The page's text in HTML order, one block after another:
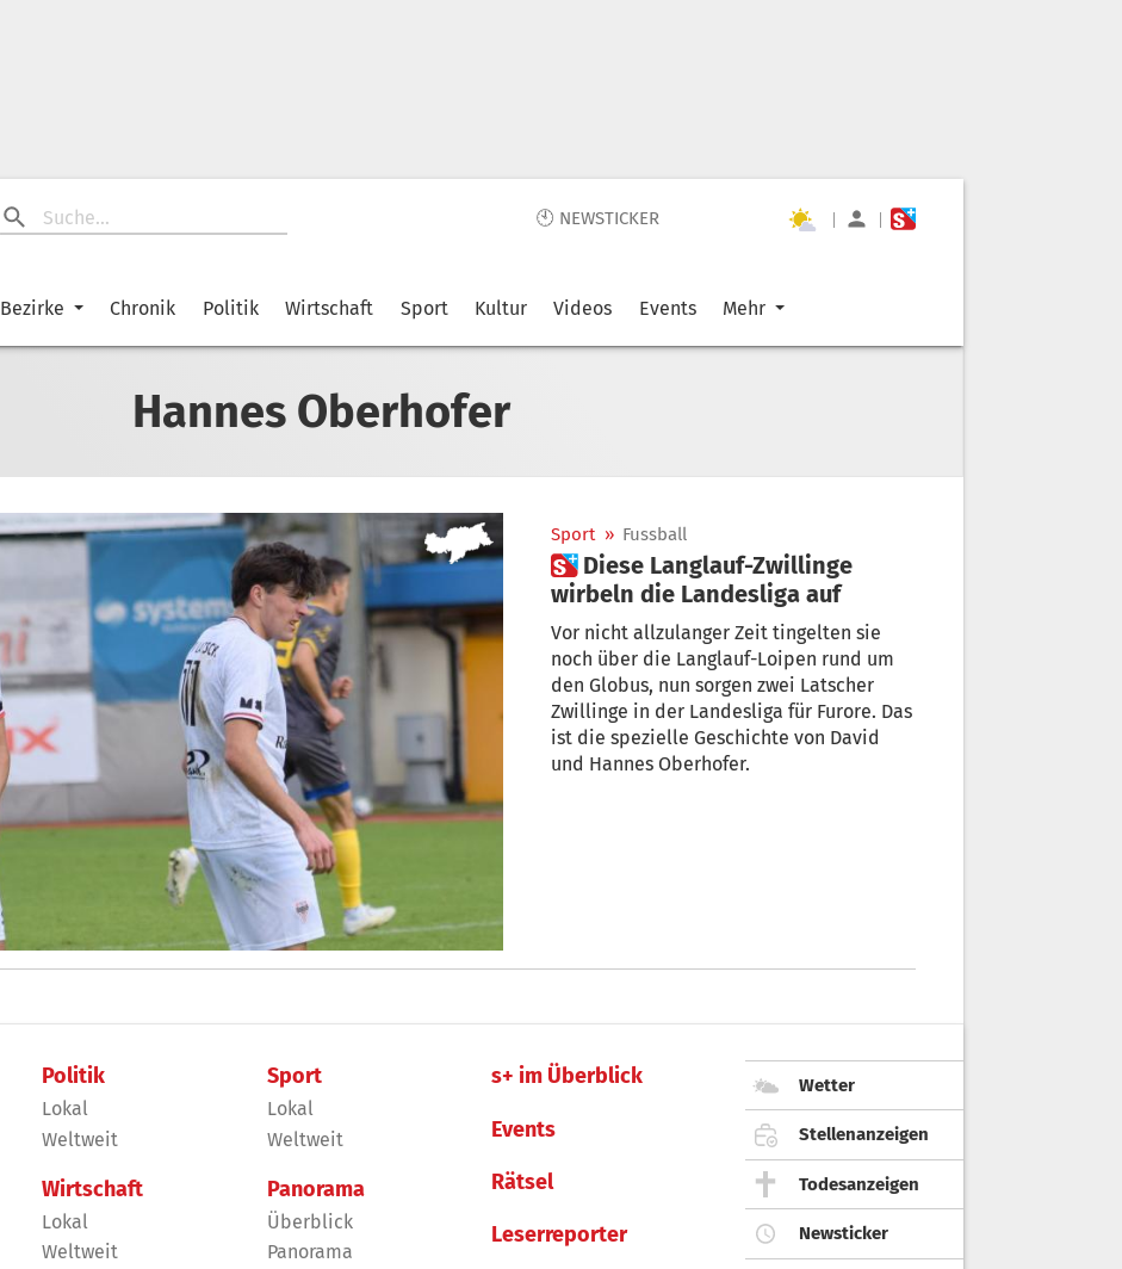
🕙 NEWSTICKER | |
Bezirke Chronik Politik Wirtschaft Sport Kultur Videos Events Mehr
Hannes Oberhofer
Sport » Fussball
 Diese Langlauf-Zwillinge
wirbeln die Landesliga auf
Vor nicht allzulanger Zeit tingelten sie
noch über die Langlauf-Loipen rund um
den Globus, nun sorgen zwei Latscher
Zwillinge in der Landesliga für Furore. Das
ist die spezielle Geschichte von David
und Hannes Oberhofer.
Politik
Lokal
Weltweit
Wirtschaft
Lokal
Weltweit
Sport
Lokal
Weltweit
Panorama
Überblick
Panorama
s+ im Überblick
Events
Rätsel
Leserreporter
Wetter
Stellenanzeigen
Todesanzeigen
Newsticker